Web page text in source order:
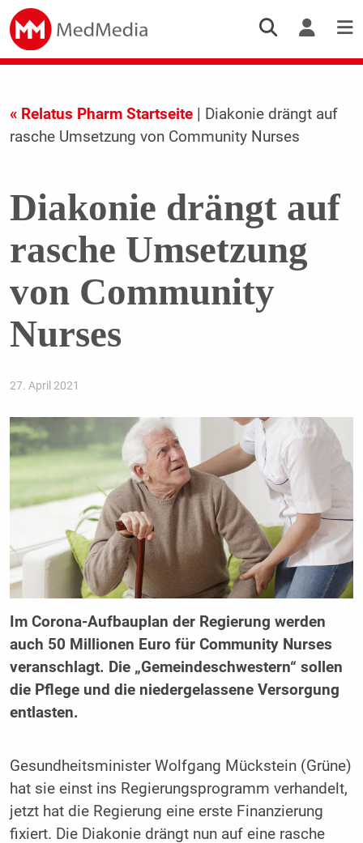
« Relatus Pharm Startseite| Diakonie drängt auf
rasche Umsetzung von Community Nurses
Diakonie drängt auf
rasche Umsetzung
von Community
Nurses
27. April 2021
Im Corona-Aufbauplan der Regierung werden
auch 50 Millionen Euro für Community Nurses
veranschlagt. Die „Gemeindeschwestern“ sollen
die Pflege und die niedergelassene Versorgung
entlasten.
Gesundheitsminister Wolfgang Mückstein (Grüne)
hat sie einst ins Regierungsprogramm verhandelt,
jetzt hat die Regierung eine erste Finanzierung
fixiert. Die Diakonie drängt nun auf eine rasche